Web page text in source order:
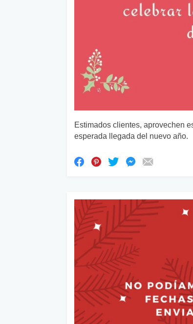
Estimados clientes, aprovechen
esperada llegada del nuevo año.